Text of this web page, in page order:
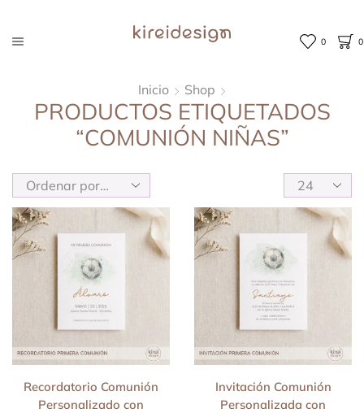
0 0
Inicio Shop
PRODUCTOS ETIQUETADOS
“COMUNIÓN NIÑAS”
Recordatorio Comunión
Personalizado con
Invitación Comunión
Personalizada con